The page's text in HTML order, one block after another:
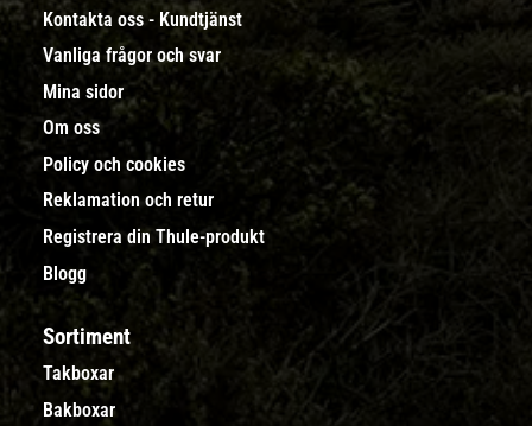
Kontakta oss - Kundtjänst
Vanliga frågor och svar
Mina sidor
Om oss
Policy och cookies
Reklamation och retur
Registrera din Thule-produkt
Blogg
Sortiment
Takboxar
Bakboxar